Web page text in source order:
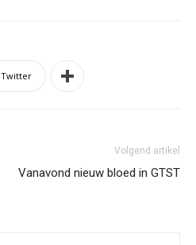
Twitter
Volgend artikel
Vanavond nieuw bloed in GTST